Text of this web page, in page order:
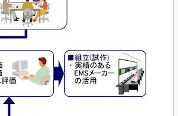
海外生産
グローバル設計・開発
制御セキュリティ
新型コロナへの対応